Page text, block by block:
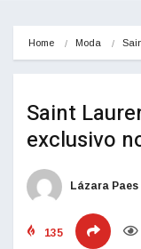
Home Moda
Saint
exclusivo
Lázara Paes
135